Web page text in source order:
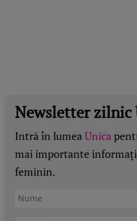
Newsletter zilnic
Intră în lumeaUnica
mai importante
feminin.